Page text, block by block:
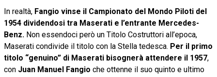
In realtà, Fangio vinse il Campionato del Mondo Piloti del
1954 dividendosi tra Maserati e l’entrante Mercedes-
Benz. Non essendoci però un Titolo Costruttori all’epoca,
Maserati condivide il titolo con la Stella tedesca. Per il primo
titolo “genuino” di Maserati bisognerà attendere il 1957,
con Juan Manuel Fangio che ottenne il suo quinto e ultimo